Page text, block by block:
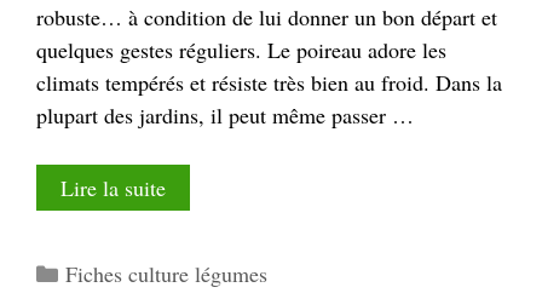
robuste… à condition de lui donner un bon départ et
quelques gestes réguliers. Le poireau adore les
climats tempérés et résiste très bien au froid. Dans la
plupart des jardins, il peut même passer …
Lire la suite
Catégories
Fiches culture légumes